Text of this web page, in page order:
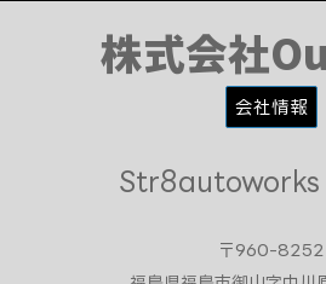
株式会社
会社情報
〒960-8252